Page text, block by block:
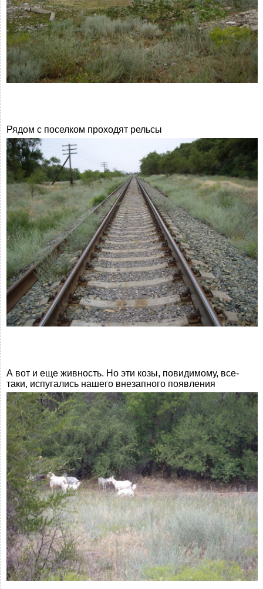
Рядом с поселком проходят рельсы
А вот и еще живность. Но эти козы, повидимому, все-
таки, испугались нашего внезапного появления